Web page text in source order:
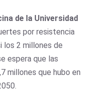
de la Universidad
por resistencia
los 2 millones de
espera que las
millones que hubo en